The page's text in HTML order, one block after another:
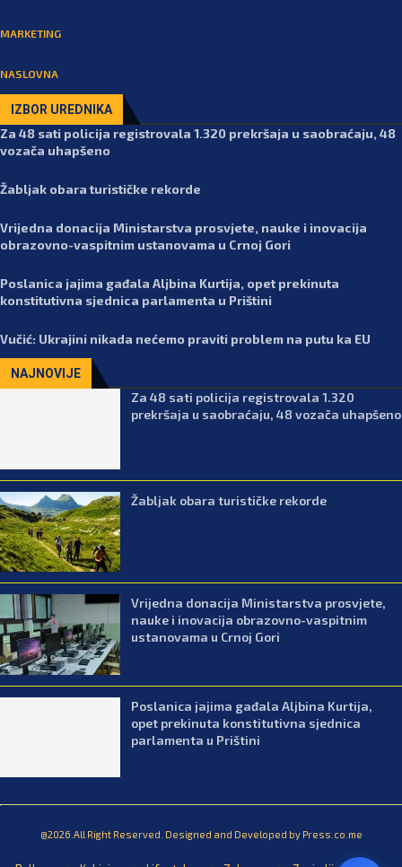
MARKETING
NASLOVNA
IZBOR UREDNIKA
Za 48 sati policija registrovala 1.320 prekršaja u saobraćaju, 48
vozača uhapšeno
Žabljak obara turističke rekorde
Vrijedna donacija Ministarstva prosvjete, nauke i inovacija
obrazovno-vaspitnim ustanovama u Crnoj Gori
Poslanica jajima gađala Aljbina Kurtija, opet prekinuta
konstitutivna sjednica parlamenta u Prištini
Vučić: Ukrajini nikada nećemo praviti problem na putu ka EU
NAJNOVIJE
Za 48 sati policija registrovala 1.320
prekršaja u saobraćaju, 48 vozača uhapšeno
Žabljak obara turističke rekorde
Vrijedna donacija Ministarstva prosvjete,
nauke i inovacija obrazovno-vaspitnim
ustanovama u Crnoj Gori
Poslanica jajima gađala Aljbina Kurtija,
opet prekinuta konstitutivna sjednica
parlamenta u Prištini
@2026.All Right Reserved. Designed and Developed by Press.co.me